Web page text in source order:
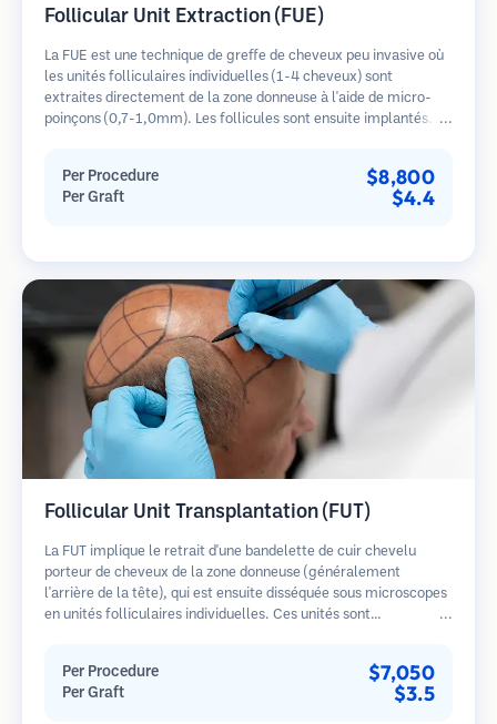
Follicular Unit Extraction (FUE)
La FUE est une technique de greffe de cheveux peu invasive où
les unités folliculaires individuelles (1-4 cheveux) sont
extraites directement de la zone donneuse à l'aide de micro-
poinçons (0,7-1,0mm). Les follicules sont ensuite implantés
guérison plus rapide par rapport aux méthodes de prélèvement
en bandelette.
Per Procedure $8,800
Per Graft $4.4
Follicular Unit Transplantation (FUT)
La FUT implique le retrait d'une bandelette de cuir chevelu
porteur de cheveux de la zone donneuse (généralement
l'arrière de la tête), qui est ensuite disséquée sous microscopes
en unités folliculaires individuelles. Ces unités sont
une cicatrice linéaire.
Per Procedure $7,050
Per Graft $3.5